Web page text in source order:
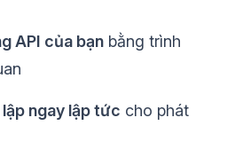
API của bạn bằng trình
ngay lập tức cho phát